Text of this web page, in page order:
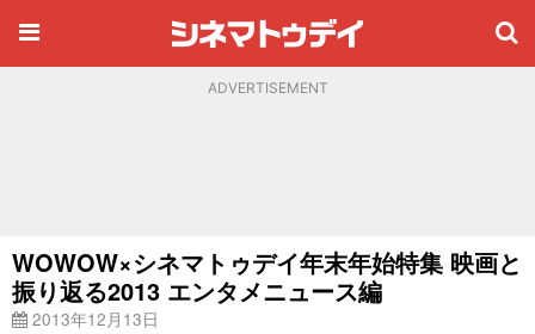
ADVERTISEMENT
WOWOW×シネマトゥデイ年末年始特集 映画と
振り返る2013 エンタメニュース編
2013年12月13日